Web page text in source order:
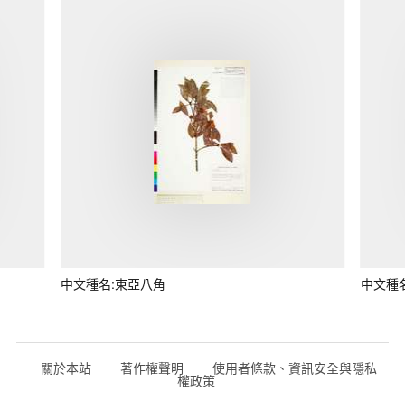
中文種名:東亞八角 中文種
關於本站 著作權聲明 使用者條款、資訊安全與隱私
權政策